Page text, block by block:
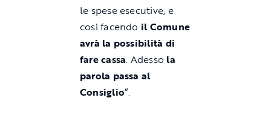
le spese esecutive, e
così facendo il Comune
avrà la possibilità di
fare cassa. Adesso la
parola passa al
Consiglio“.